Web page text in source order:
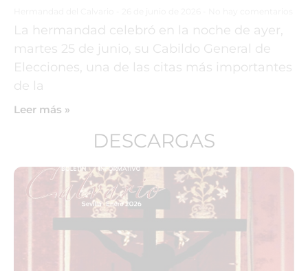
La hermandad celebró en la noche de ayer,
martes 25 de junio, su Cabildo General de
Elecciones, una de las citas más importantes
de la
Leer más »
DESCARGAS